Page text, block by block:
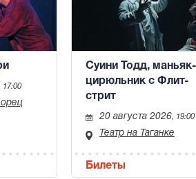
17:00
Суини Тодд, маньяк-
цирюльник с Флит-
стрит
20 августа 2026, 19:00
Театр на Таганке
Билеты